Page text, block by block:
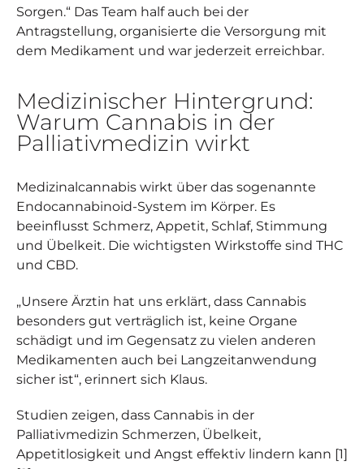
Sorgen.“ Das Team half auch bei der
Antragstellung, organisierte die Versorgung mit
dem Medikament und war jederzeit erreichbar.
Medizinischer Hintergrund:
Warum Cannabis in der
Palliativmedizin wirkt
Medizinalcannabis wirkt über das sogenannte
Endocannabinoid-System im Körper. Es
beeinflusst Schmerz, Appetit, Schlaf, Stimmung
und Übelkeit. Die wichtigsten Wirkstoffe sind THC
und CBD.
„Unsere Ärztin hat uns erklärt, dass Cannabis
besonders gut verträglich ist, keine Organe
schädigt und im Gegensatz zu vielen anderen
Medikamenten auch bei Langzeitanwendung
sicher ist“, erinnert sich Klaus.
Studien zeigen, dass Cannabis in der
Palliativmedizin Schmerzen, Übelkeit,
Appetitlosigkeit und Angst effektiv lindern kann [1]